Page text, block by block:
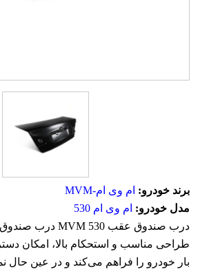
برند خودرو: ام وی ام-MVM
مدل خودرو: ام وی ام 530
طراحی مناسب و استحکام بالا، امکان
بار خودرو را فراهم می‌کند و در عین حال